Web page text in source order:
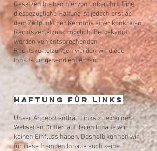
Gesetzen bleiben hiervon unberührt. Eine
diesbezügliche Haftung ist jedoch erst ab
dem Zeitpunkt der Kenntnis einer konkreten
Rechtsverletzung möglich. Bei bekannt
werden von entsprechenden
Rechtsverletzungen werden wir diese
Inhalte umgehend entfernen.
Haftung für Links​
Unser Angebot enthält Links zu externen
Webseiten Dritter, auf deren Inhalte wir
keinen Einfluss haben. Deshalb können wir
für diese fremden Inhalte auch keine